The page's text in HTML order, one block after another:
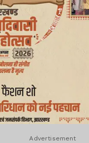
Advertisement